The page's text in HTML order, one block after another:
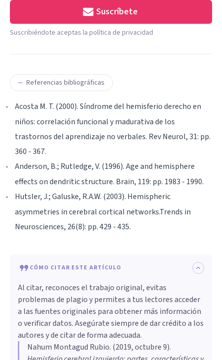
Suscríbete
Suscribiéndote aceptas la política de privacidad
Referencias bibliográficas
Acosta M. T. (2000). Síndrome del hemisferio derecho en
niños: correlación funcional y madurativa de los
trastornos del aprendizaje no verbales. Rev Neurol, 31: pp.
360 - 367.
Anderson, B.; Rutledge, V. (1996). Age and hemisphere
effects on dendritic structure. Brain, 119: pp. 1983 - 1990.
Hutsler, J.; Galuske, R.A.W. (2003). Hemispheric
asymmetries in cerebral cortical networks.Trends in
Neurosciences, 26(8): pp. 429 - 435.
CÓMO CITAR ESTE ARTÍCULO
Al citar, reconoces el trabajo original, evitas
problemas de plagio y permites a tus lectores acceder
a las fuentes originales para obtener más información
o verificar datos. Asegúrate siempre de dar crédito a los
autores y de citar de forma adecuada.
Nahum Montagud Rubio. (2019, octubre 9).